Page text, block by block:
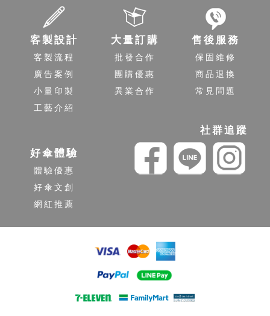
客製設計
客製流程
廣告案例
小量印製
工藝介紹
大量訂購
批發合作
團購優惠
異業合作
售後服務
保固維修
商品退換
常見問題
好傘體驗
體驗優惠
好傘文創
網紅推薦
社群追蹤